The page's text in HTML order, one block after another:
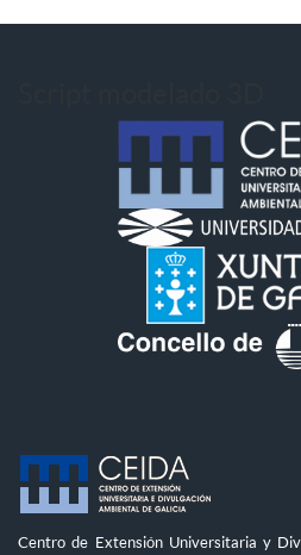
Centro de Extensión Universitaria y